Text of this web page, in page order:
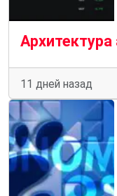
11 дней назад